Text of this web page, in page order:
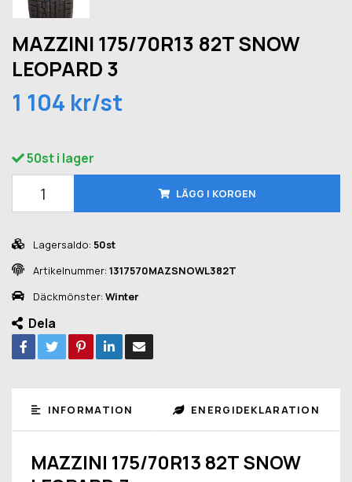
MAZZINI 175/70R13 82T SNOW
LEOPARD 3
1 104 kr/st
50st i lager
LÄGG I KORGEN
Lagersaldo: 50st
Artikelnummer: 1317570MAZSNOWL382T
Däckmönster: Winter
Dela
INFORMATION ENERGIDEKLARATION
MAZZINI 175/70R13 82T SNOW